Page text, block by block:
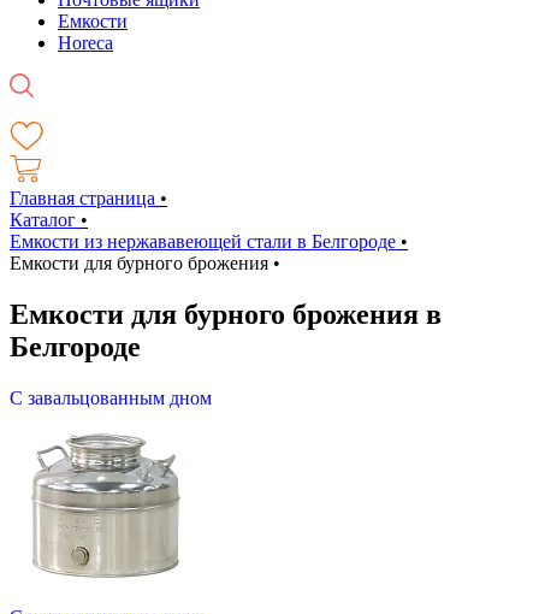
Емкости
Horeca
Главная страница •
Каталог •
Емкости из нержававеющей стали в Белгороде •
Емкости для бурного брожения •
Емкости для бурного брожения в
Белгороде
С завальцованным дном